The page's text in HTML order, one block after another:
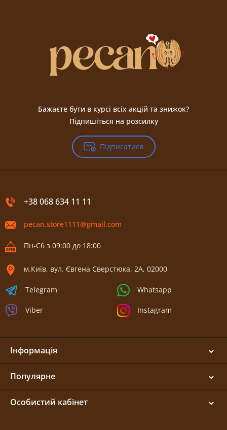
Бажаєте бути в курсі всіх акцій та знижок?
Підпишіться на розсилку
Підписатися
+38 068 634 11 11
pecan.store1111@gmail.com
Пн-Сб з 09:00 до 18:00
м.Київ, вул. Євгена Сверстюка, 2А, 02000
Telegram
Viber
Whatsapp
Instagram
Інформація
Популярне
Особистий кабінет